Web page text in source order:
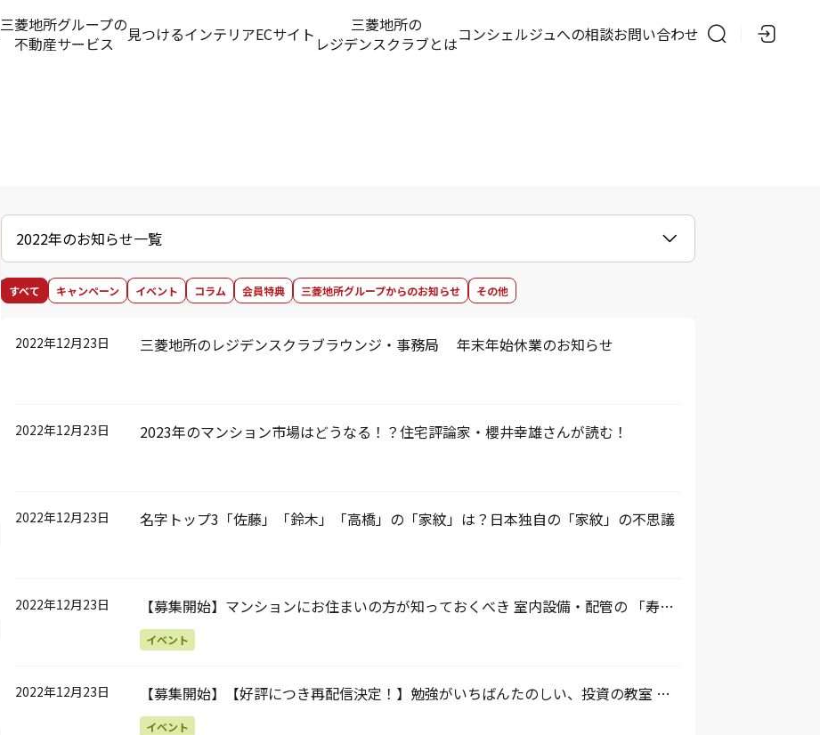
三菱地所グループの
不動産サービス
見つけるインテリアECサイト
三菱地所の
レジデンスクラブとはコンシェルジュへの相談お問い合わせ
2022年のお知らせ一覧
すべて キャンペーン イベント コラム 会員特典 三菱地所グループからのお知らせ その他
2022年12月23日 三菱地所のレジデンスクラブラウンジ・事務局 年末年始休業のお知らせ
2022年12月23日 2023年のマンション市場はどうなる！？住宅評論家・櫻井幸雄さんが読む！
2022年12月23日 名字トップ3「佐藤」「鈴木」「高橋」の「家紋」は？日本独自の「家紋」の不思議
2022年12月23日
【募集開始】マンションにお住まいの方が知っておくべき 室内設備・配管の 「寿
命」「費用」「更新しないリスク」 ～特に築 20 年以上のマンションにお住いの方必
見です～
イベント
2022年12月23日
【募集開始】【好評につき再配信決定！】勉強がいちばんたのしい、投資の教室 第3
回 住宅ローンはどうなる？「金利と為替」ビギナーズレッスン！
イベント